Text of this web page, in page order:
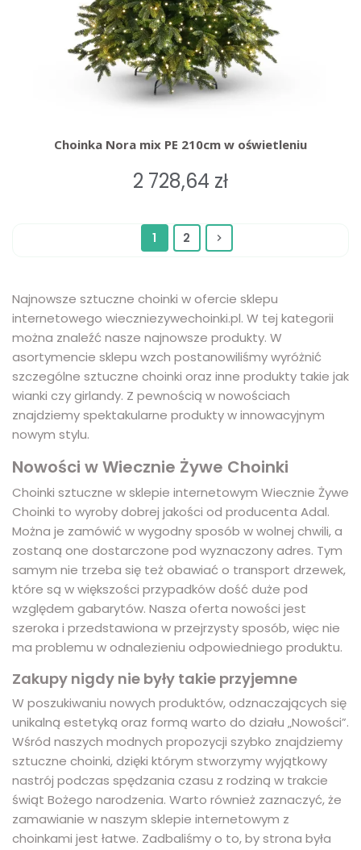
Choinka Nora mix PE 210cm w oświetleniu
2 728,64 zł
1 2 
Najnowsze sztuczne choinki w ofercie sklepu
internetowego wieczniezywechoinki.pl. W tej kategorii
można znaleźć nasze najnowsze produkty. W
asortymencie sklepu wzch postanowiliśmy wyróżnić
szczególne sztuczne choinki oraz inne produkty takie jak
wianki czy girlandy. Z pewnością w nowościach
znajdziemy spektakularne produkty w innowacyjnym
nowym stylu.
Nowości w Wiecznie Żywe Choinki
Choinki sztuczne w sklepie internetowym Wiecznie Żywe
Choinki to wyroby dobrej jakości od producenta Adal.
Można je zamówić w wygodny sposób w wolnej chwili, a
zostaną one dostarczone pod wyznaczony adres. Tym
samym nie trzeba się też obawiać o transport drzewek,
które są w większości przypadków dość duże pod
względem gabarytów. Nasza oferta nowości jest
szeroka i przedstawiona w przejrzysty sposób, więc nie
ma problemu w odnalezieniu odpowiedniego produktu.
Zakupy nigdy nie były takie przyjemne
W poszukiwaniu nowych produktów, odznaczających się
unikalną estetyką oraz formą warto do działu „Nowości”.
Wśród naszych modnych propozycji szybko znajdziemy
sztuczne choinki, dzięki którym stworzymy wyjątkowy
nastrój podczas spędzania czasu z rodziną w trakcie
świąt Bożego narodzenia. Warto również zaznaczyć, że
zamawianie w naszym sklepie internetowym z
choinkami jest łatwe. Zadbaliśmy o to, by strona była